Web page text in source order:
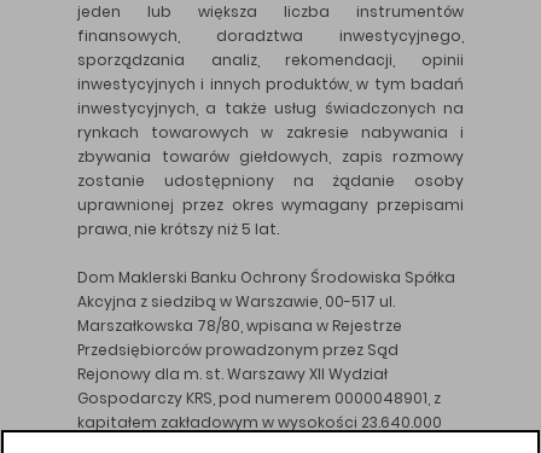
jeden lub większa liczba instrumentów
finansowych, doradztwa inwestycyjnego,
sporządzania analiz, rekomendacji, opinii
inwestycyjnych i innych produktów, w tym badań
inwestycyjnych, a także usług świadczonych na
rynkach towarowych w zakresie nabywania i
zbywania towarów giełdowych, zapis rozmowy
zostanie udostępniony na żądanie osoby
uprawnionej przez okres wymagany przepisami
prawa, nie krótszy niż 5 lat.
Dom Maklerski Banku Ochrony Środowiska Spółka
Akcyjna z siedzibą w Warszawie, 00-517 ul.
Marszałkowska 78/80, wpisana w Rejestrze
Przedsiębiorców prowadzonym przez Sąd
Rejonowy dla m. st. Warszawy XII Wydział
Gospodarczy KRS, pod numerem 0000048901, z
kapitałem zakładowym w wysokości 23.640.000